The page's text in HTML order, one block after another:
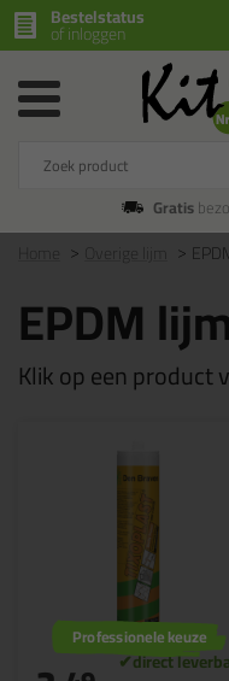
Bestelstatus
of inloggen
Gratis
EPDM
Klik op een product
Professionele keuze